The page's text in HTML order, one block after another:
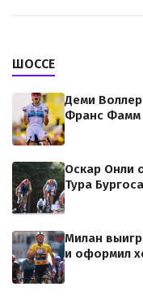
ШОССЕ
Деми
Франс Фамм
Оскар Онли
Тура Бургоса
Милан
и оформил